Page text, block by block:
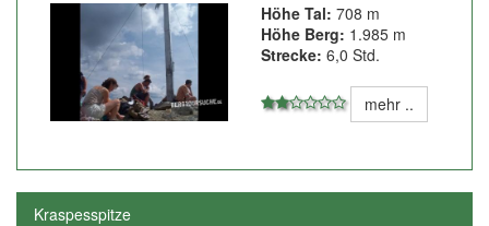
Höhe Tal: 708 m
Höhe Berg: 1.985 m
Strecke: 6,0 Std.
mehr ..
Kraspesspitze